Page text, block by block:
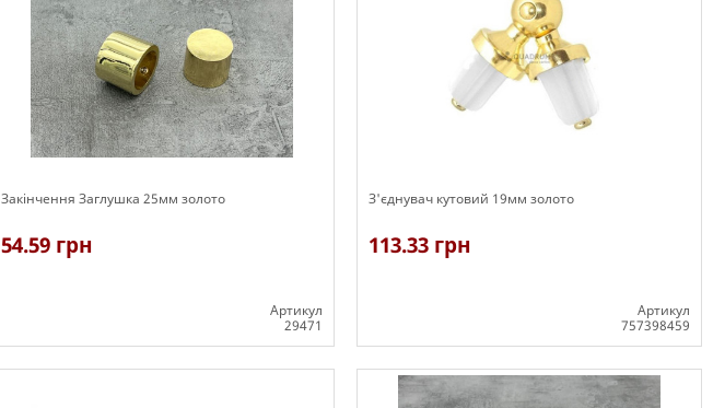
Закінчення Заглушка 25мм золото
54.59 грн
Артикул
29471
З'єднувач кутовий 19мм золото
113.33 грн
Артикул
757398459